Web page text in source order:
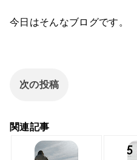
今日はそんなブログです。
次の投稿
関連記事